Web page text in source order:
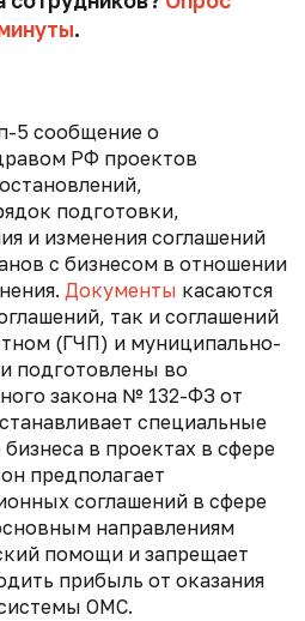
.
5 сообщение о
РФ проектов
подготовки,
и изменения соглашений
с бизнесом в отношении
Документы касаются
так и соглашений
(ГЧП) и муниципально-
подготовлены во
закона № 132-ФЗ от
специальные
в проектах в сфере
предполагает
соглашений в сфере
направлениям
помощи и запрещает
прибыль от оказания
ОМС.